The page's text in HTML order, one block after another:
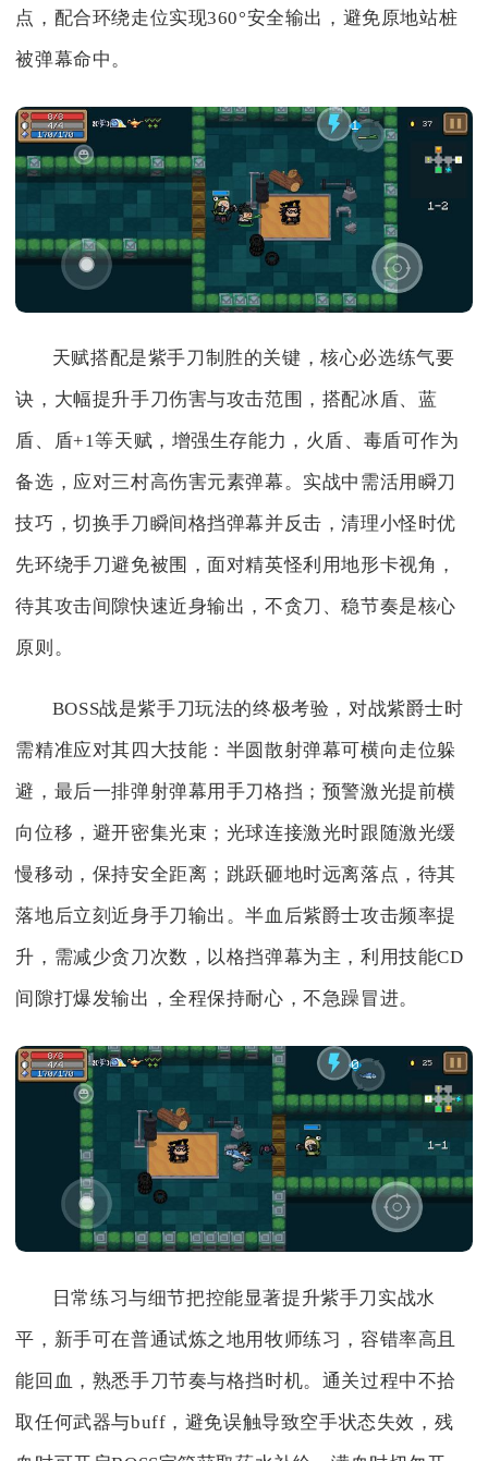
点，配合环绕走位实现360°安全输出，避免原地站桩
被弹幕命中。
天赋搭配是紫手刀制胜的关键，核心必选练气要
诀，大幅提升手刀伤害与攻击范围，搭配冰盾、蓝
盾、盾+1等天赋，增强生存能力，火盾、毒盾可作为
备选，应对三村高伤害元素弹幕。实战中需活用瞬刀
技巧，切换手刀瞬间格挡弹幕并反击，清理小怪时优
先环绕手刀避免被围，面对精英怪利用地形卡视角，
待其攻击间隙快速近身输出，不贪刀、稳节奏是核心
原则。
BOSS战是紫手刀玩法的终极考验，对战紫爵士时
需精准应对其四大技能：半圆散射弹幕可横向走位躲
避，最后一排弹射弹幕用手刀格挡；预警激光提前横
向位移，避开密集光束；光球连接激光时跟随激光缓
慢移动，保持安全距离；跳跃砸地时远离落点，待其
落地后立刻近身手刀输出。半血后紫爵士攻击频率提
升，需减少贪刀次数，以格挡弹幕为主，利用技能CD
间隙打爆发输出，全程保持耐心，不急躁冒进。
日常练习与细节把控能显著提升紫手刀实战水
平，新手可在普通试炼之地用牧师练习，容错率高且
能回血，熟悉手刀节奏与格挡时机。通关过程中不拾
取任何武器与buff，避免误触导致空手状态失效，残